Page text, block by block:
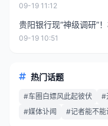
09-19 11:12
贵阳银行现“神级调研”
09-19 10:51
热门话题
#车圈白嫖风此起彼伏 #
#媒体讣闻
#记者能不能